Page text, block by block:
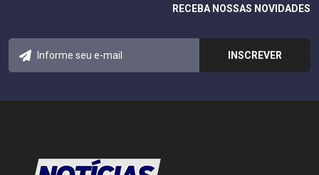
RECEBA NOSSAS NOVIDADES